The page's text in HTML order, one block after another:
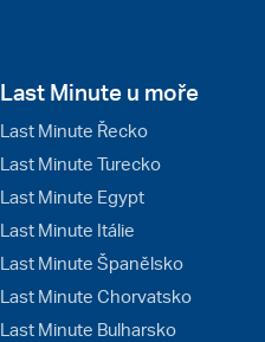
Last Minute u moře
Last Minute Řecko
Last Minute Turecko
Last Minute Egypt
Last Minute Itálie
Last Minute Španělsko
Last Minute Chorvatsko
Last Minute Bulharsko